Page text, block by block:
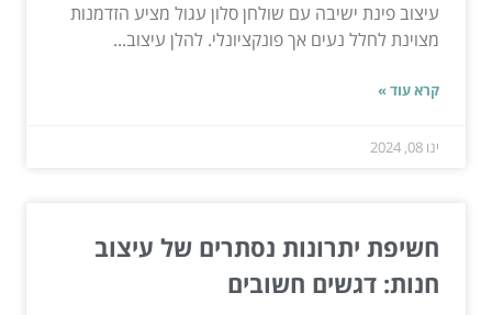
עיצוב פינת ישיבה עם שולחן סלון עגול מציע הזדמנות
מצוינת לחלל נעים אך פונקציונלי. להלן עיצוב...
קרא עוד »
ינו 08, 2024
חשיפת יתרונות נסתרים של עיצוב
חנות: דגשים חשובים